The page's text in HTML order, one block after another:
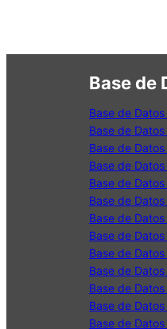
Base de
Base de
Base de
Base de
Base de
Base de
Base de
Base de
Base de
Base de
Base de
Base de
Base de
Base de